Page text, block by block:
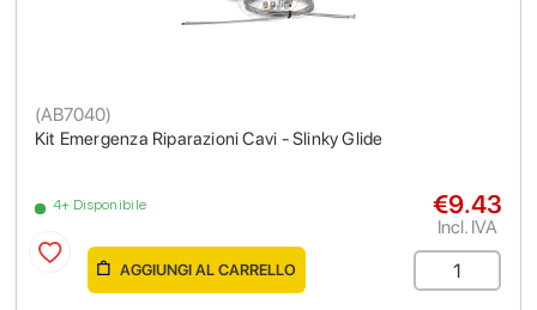
Kit Emergenza Riparazioni Cavi - Slinky Glide
(AB7040)
4+ Disponibile €9.43
Incl. IVA
AGGIUNGI AL CARRELLO